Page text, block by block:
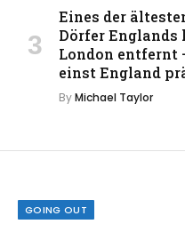
Eines der
Dörfer
London entfernt
einst England
ByMichael Taylor
GOING OUT